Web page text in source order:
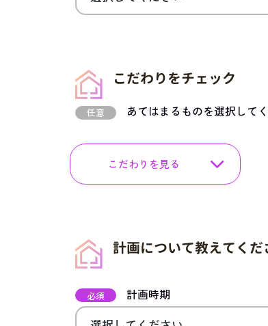
こだわりをチェック
任意 あてはまるものを選択して
こだわりを見る
計画について教えてくだ
必須 計画時期